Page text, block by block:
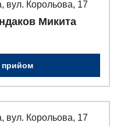
вул. Корольова, 17
Микита
прийом
вул. Корольова, 17